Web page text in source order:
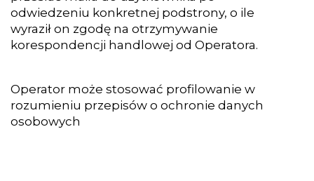
odwiedzeniu konkretnej podstrony, o ile
wyraził on zgodę na otrzymywanie
korespondencji handlowej od Operatora.
Operator może stosować profilowanie w
rozumieniu przepisów o ochronie danych
osobowych